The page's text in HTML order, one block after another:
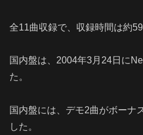
全11曲収録で、収録時間は約59
国内盤は、2004年3月24日に
た。
国内盤には、デモ2曲がボーナ
した。